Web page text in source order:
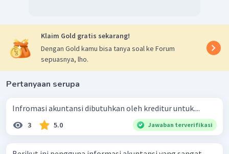
Klaim Gold gratis sekarang!
Dengan Gold kamu bisa tanya soal ke Forum
sepuasnya, lho.
Pertanyaan serupa
Infromasi akuntansi dibutuhkan oleh kreditur untuk....
3 5.0 Jawaban terverifikasi